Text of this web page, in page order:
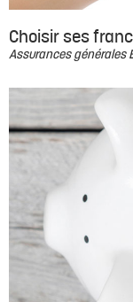
Choisir ses
Assurances générales